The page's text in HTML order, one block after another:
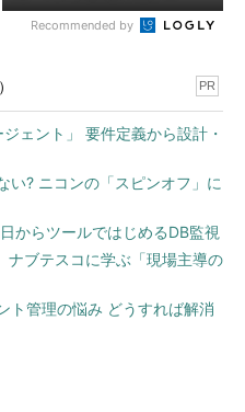
Recommended by
PR
ェント」 要件定義から設計・
い? ニコンの「スピンオフ」に
からツールではじめるDB監視
ブテスコに学ぶ「現場主導の
ト管理の悩み どうすれば解消